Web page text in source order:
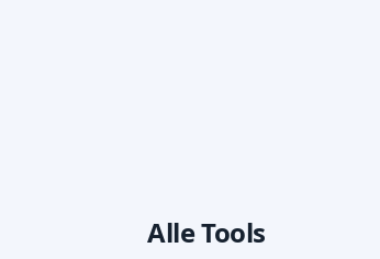
Alle Tools